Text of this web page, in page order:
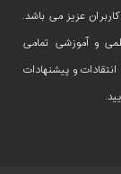
عزیز می باشد.
و آموزشی تمامی
و پیشنهادات